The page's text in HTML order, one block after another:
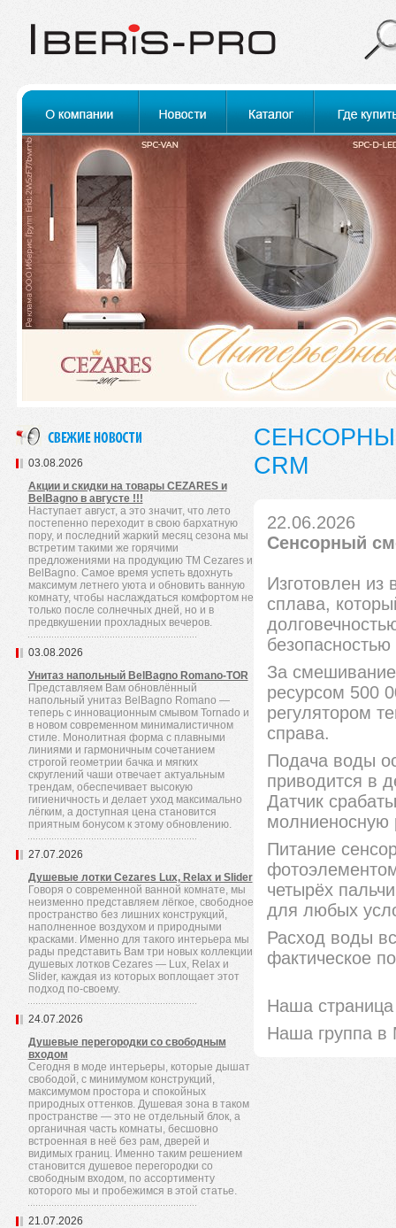
03.08.2026
Акции и скидки на товары CEZARES и
BelBagno в августе !!!
Наступает август, а это значит, что лето
постепенно переходит в свою бархатную
пору, и последний жаркий месяц сезона мы
встретим такими же горячими
предложениями на продукцию TM Cezares и
BelBagno. Самое время успеть вдохнуть
максимум летнего уюта и обновить ванную
комнату, чтобы наслаждаться комфортом не
только после солнечных дней, но и в
предвкушении прохладных вечеров.
03.08.2026
Унитаз напольный BelBagno Romano-TOR
Представляем Вам обновлённый
напольный унитаз BelBagno Romano —
теперь с инновационным смывом Tornado и
в новом современном минималистичном
стиле. Монолитная форма с плавными
линиями и гармоничным сочетанием
строгой геометрии бачка и мягких
скруглений чаши отвечает актуальным
трендам, обеспечивает высокую
гигиеничность и делает уход максимально
лёгким, а доступная цена становится
приятным бонусом к этому обновлению.
27.07.2026
Душевые лотки Cezares Lux, Relax и Slider
Говоря о современной ванной комнате, мы
неизменно представляем лёгкое, свободное
пространство без лишних конструкций,
наполненное воздухом и природными
красками. Именно для такого интерьера мы
рады представить Вам три новых коллекции
душевых лотков Cezares — Lux, Relax и
Slider, каждая из которых воплощает этот
подход по-своему.
24.07.2026
Душевые перегородки со свободным
входом
Сегодня в моде интерьеры, которые дышат
свободой, с минимумом конструкций,
максимумом простора и спокойных
природных оттенков. Душевая зона в таком
пространстве — это не отдельный блок, а
органичная часть комнаты, бесшовно
встроенная в неё без рам, дверей и
видимых границ. Именно таким решением
становится душевое перегородки со
свободным входом, по ассортименту
которого мы и пробежимся в этой статье.
21.07.2026
CRM
22.06.2026
Сенсорный
Изготовлен из
сплава,
За
ресурсом 500
регулятором
справа.
Подача воды
приводится в
Датчик
молниеносную
Питание
четырёх
для любых
Расход воды
фактическое
Наша
Наша группа